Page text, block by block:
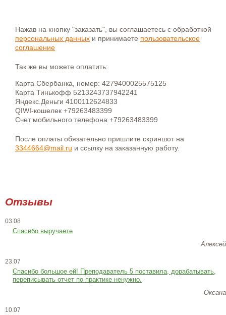
Нажав на кнопку "заказать", вы соглашаетесь с обработкой
персональных данных и принимаете пользовательское
соглашение
Так же вы можете оплатить:
Карта Сбербанка, номер: 4279400025575125
Карта Тинькофф 5213243737942241
Яндекс.Деньги 4100112624833
QIWI-кошелек +79263483399
Счет мобильного телефона +79263483399
После оплаты обязательно пришлите скриншот на
3344664@mail.ru и ссылку на заказанную работу.
Отзывы
03.08
Спасибо выручаете
Алексей
23.07
Cпасибо большое ей! Преподаватель 5 поставила, дорабатывать,
переписывать отчет по практике ненужно.
Оксана
10.07